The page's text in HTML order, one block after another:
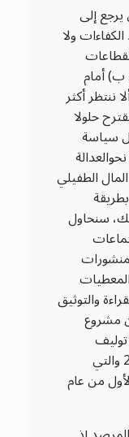
يرجع إلى
ولا
ب) أمام
ننتظر أكثر
حلولا
سياسة
الطفيلي
سنحاول
والتوثيق
مشروع
توليف
لمجموع الأنشطة المبرمجة لعام 2020 والتي
من عام